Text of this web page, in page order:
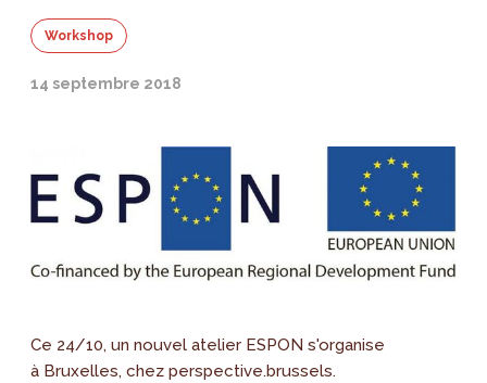
Workshop
14 septembre 2018
Ce 24/10, un nouvel atelier ESPON s'organise
à Bruxelles, chez perspective.brussels.